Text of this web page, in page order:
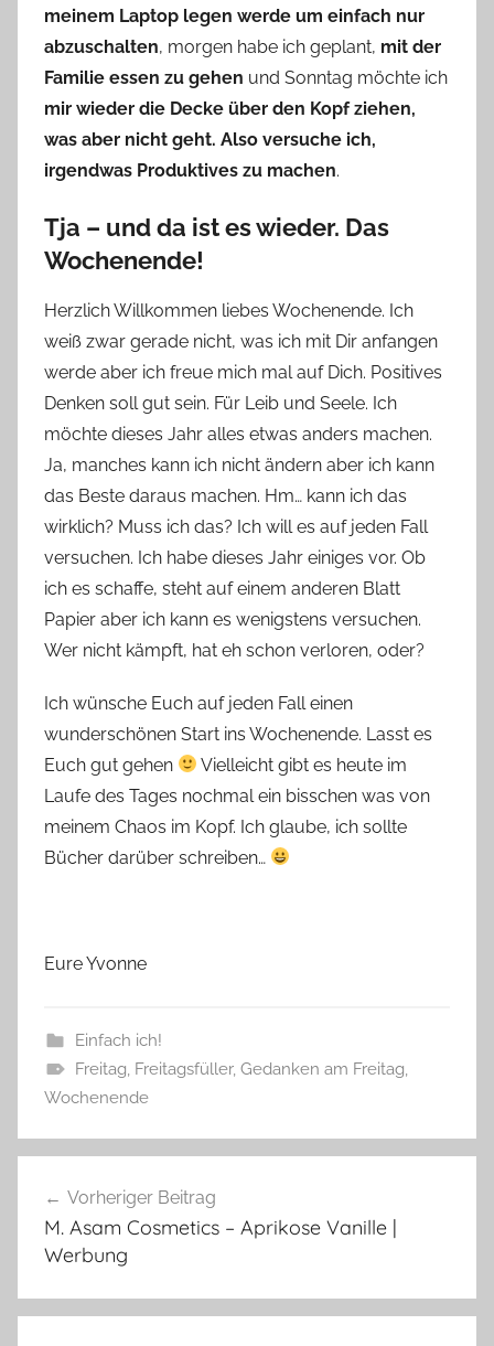
meinem Laptop legen werde um einfach nur
abzuschalten, morgen habe ich geplant, mit der
Familie essen zu gehen und Sonntag möchte ich
mir wieder die Decke über den Kopf ziehen,
was aber nicht geht. Also versuche ich,
irgendwas Produktives zu machen.
Tja – und da ist es wieder. Das
Wochenende!
Herzlich Willkommen liebes Wochenende. Ich
weiß zwar gerade nicht, was ich mit Dir anfangen
werde aber ich freue mich mal auf Dich. Positives
Denken soll gut sein. Für Leib und Seele. Ich
möchte dieses Jahr alles etwas anders machen.
Ja, manches kann ich nicht ändern aber ich kann
das Beste daraus machen. Hm… kann ich das
wirklich? Muss ich das? Ich will es auf jeden Fall
versuchen. Ich habe dieses Jahr einiges vor. Ob
ich es schaffe, steht auf einem anderen Blatt
Papier aber ich kann es wenigstens versuchen.
Wer nicht kämpft, hat eh schon verloren, oder?
Ich wünsche Euch auf jeden Fall einen
wunderschönen Start ins Wochenende. Lasst es
Euch gut gehen
Vielleicht gibt es heute im
Laufe des Tages nochmal ein bisschen was von
meinem Chaos im Kopf. Ich glaube, ich sollte
Bücher darüber schreiben…
Eure Yvonne
Einfach ich!
Freitag, Freitagsfüller, Gedanken am Freitag,
Wochenende
Vorheriger Beitrag
M. Asam Cosmetics – Aprikose Vanille |
Werbung